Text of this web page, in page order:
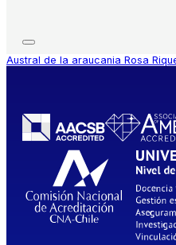
Austral de la araucania Rosa